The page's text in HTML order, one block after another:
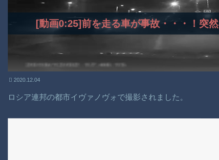
[動画0:25]前を走る車が事故・・・！突
2020.12.04
ロシア連邦の都市イヴァノヴォで撮影されました。